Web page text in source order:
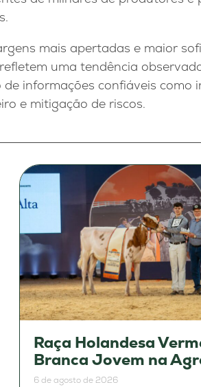
mais apertadas e maior
uma tendência
de informações confiáveis
e mitigação de riscos.
Raça Holandesa
Branca Jovem na
6 de agosto de 2026